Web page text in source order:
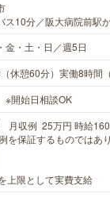
ス10分／阪大病院前駅
金・土・日／週5日
休憩60分）実働8時間
開始日相談OK
月収例 25万円 時給
を保証するものではあり
上限として実費支給